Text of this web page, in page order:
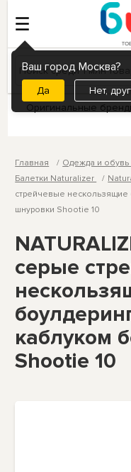
Ваш город Москва?
Нет,
Оригинальные
Главная Одежда и обувь
Балетки Naturalizer
стрейчевые
шнуровки Shootie 10
серые
каблуком
Shootie 10